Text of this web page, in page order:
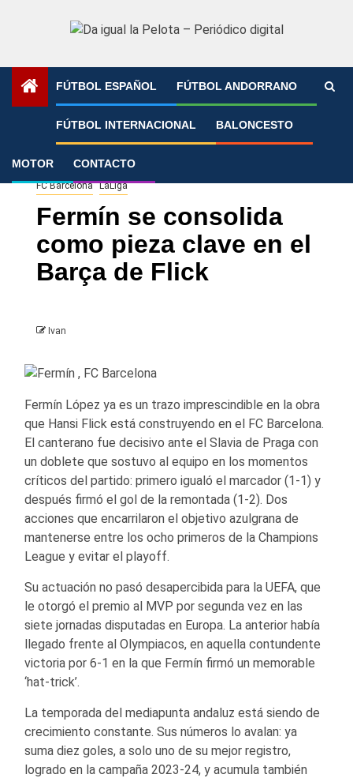
FÚTBOL ESPAÑOL FÚTBOL ANDORRANO
FÚTBOL INTERNACIONAL BALONCESTO
MOTOR CONTACTO
»
FC Barcelona LaLiga
Fermín se consolida
como pieza clave en el
Barça de Flick
Ivan
Fermín López ya es un trazo imprescindible en la obra
que Hansi Flick está construyendo en el FC Barcelona.
El canterano fue decisivo ante el Slavia de Praga con
un doblete que sostuvo al equipo en los momentos
críticos del partido: primero igualó el marcador (1-1) y
después firmó el gol de la remontada (1-2). Dos
acciones que encarrilaron el objetivo azulgrana de
mantenerse entre los ocho primeros de la Champions
League y evitar el playoff.
Su actuación no pasó desapercibida para la UEFA, que
le otorgó el premio al MVP por segunda vez en las
siete jornadas disputadas en Europa. La anterior había
llegado frente al Olympiacos, en aquella contundente
victoria por 6-1 en la que Fermín firmó un memorable
‘hat-trick’.
La temporada del mediapunta andaluz está siendo de
crecimiento constante. Sus números lo avalan: ya
suma diez goles, a solo uno de su mejor registro,
logrado en la campaña 2023-24, y acumula también